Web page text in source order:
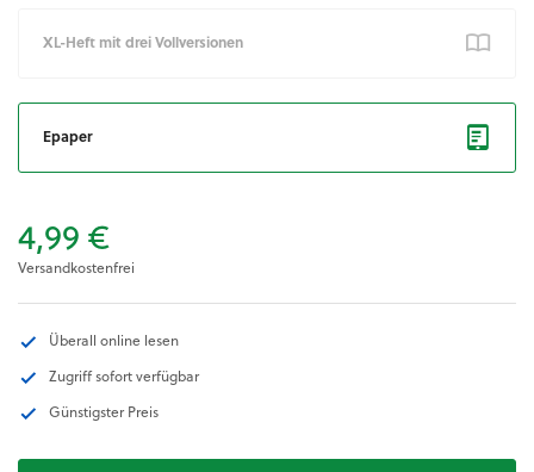
XL-Heft mit drei Vollversionen
Epaper
4,99 €
Versandkostenfrei
Überall online lesen
Zugriff sofort verfügbar
Günstigster Preis